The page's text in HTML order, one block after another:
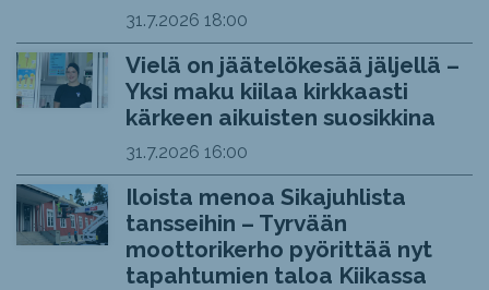
31.7.2026 18:00
Vielä on jäätelökesää jäljellä –
Yksi maku kiilaa kirkkaasti
kärkeen aikuisten suosikkina
31.7.2026 16:00
Iloista menoa Sikajuhlista
tansseihin – Tyrvään
moottorikerho pyörittää nyt
tapahtumien taloa Kiikassa